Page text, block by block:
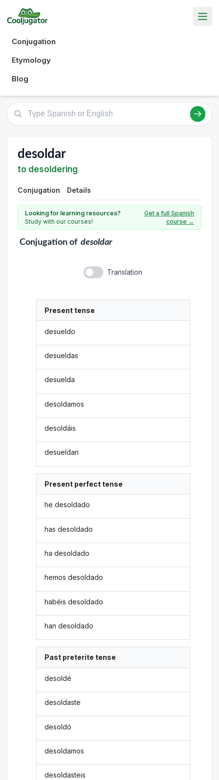
Conjugation
Etymology
Blog
desoldar
to desoldering
Conjugation Details
Looking for learning resources?
Study with our courses!
Get a full Spanish
course →
Conjugationof desoldar
Translation
Present tense
desueldo
desueldas
desuelda
desoldamos
desoldáis
desueldan
Present perfect tense
he desoldado
has desoldado
ha desoldado
hemos desoldado
habéis desoldado
han desoldado
Past preterite tense
desoldé
desoldaste
desoldó
desoldamos
desoldasteis